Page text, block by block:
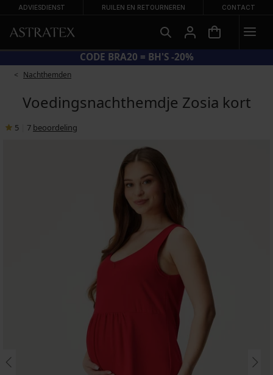
ADVIESDIENST RUILEN EN RETOURNEREN CONTACT
CODE BRA20 = BH'S -20%
Nachthemden
Voedingsnachthemdje Zosia kort
5 7 beoordeling